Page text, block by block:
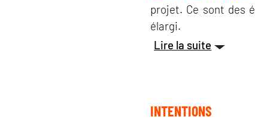
projet. Ce sont des
élargi.
Lire la suite
INTENTIONS